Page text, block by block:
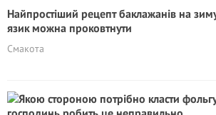
Найпростіший рецепт баклажанів на
язик можна проковтнути
Смакота